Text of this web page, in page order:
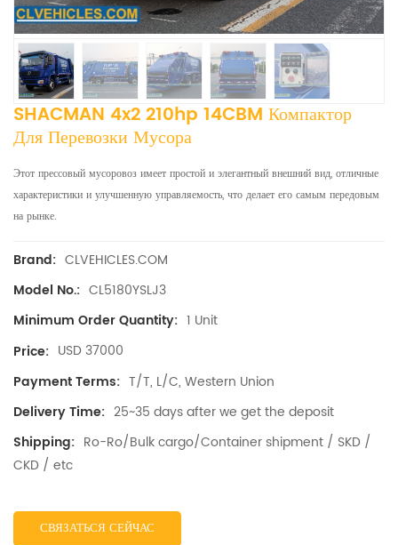
SHACMAN 4x2 210hp 14CBM Компактор
Для Перевозки Мусора
Этот прессовый мусоровоз имеет простой и элегантный внешний вид, отличные
характеристики и улучшенную управляемость, что делает его самым передовым
на рынке.
Brand: CLVEHICLES.COM
Model No.: CL5180YSLJ3
Minimum Order Quantity: 1 Unit
Price: USD 37000
Payment Terms: T/T, L/C, Western Union
Delivery Time: 25~35 days after we get the deposit
Shipping: Ro-Ro/Bulk cargo/Container shipment / SKD /
CKD / etc
СВЯЗАТЬСЯ СЕЙЧАС